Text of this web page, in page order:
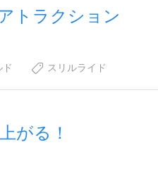
トラクション
スリルライド
がる！